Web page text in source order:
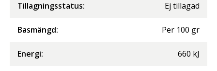
Tillagningsstatus: Ej tillagad
Basmängd: Per 100 gr
Energi: 660 kJ